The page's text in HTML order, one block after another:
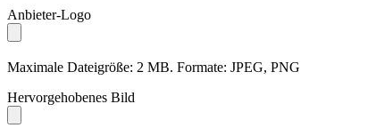
Anbieter-Logo
Maximale Dateigröße: 2 MB. Formate: JPEG, PNG
Hervorgehobenes Bild